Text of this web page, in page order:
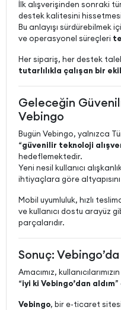
İlk alışverişinden sonraki
destek kalitesini
Bu anlayışı sürdürebilmek
ve operasyonel süreçleri
Her sipariş, her destek
tutarlılıkla çalışan bir
Geleceğin
Vebingo
Bugün Vebingo, yalnızca
“güvenilir teknoloji
hedeflemektedir.
Yeni nesil kullanıcı
ihtiyaçlara göre
Mobil uyumluluk, hızlı
ve kullanıcı dostu arayüz
parçalarıdır.
Sonuç:
Amacımız,
“iyi ki Vebingo’dan aldım”
Vebingo, bir e-ticaret